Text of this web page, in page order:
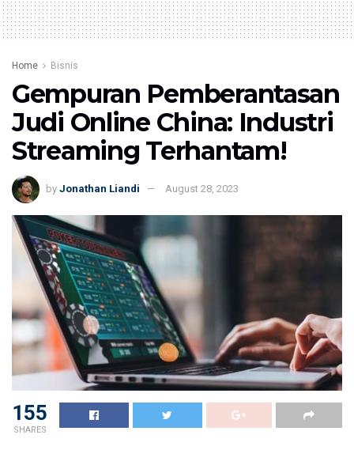
Home Bisnis
Gempuran Pemberantasan
Judi Online China: Industri
Streaming Terhantam!
by Jonathan Liandi August 28, 2023
155
SHARES